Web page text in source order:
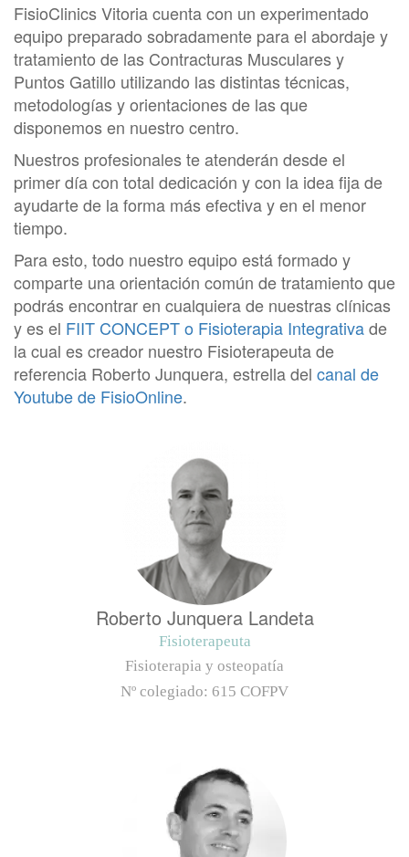
FisioClinics Vitoria cuenta con un experimentado
equipo preparado sobradamente para el abordaje y
tratamiento de las Contracturas Musculares y
Puntos Gatillo utilizando las distintas técnicas,
metodologías y orientaciones de las que
disponemos en nuestro centro.
Nuestros profesionales te atenderán desde el
primer día con total dedicación y con la idea fija de
ayudarte de la forma más efectiva y en el menor
tiempo.
Para esto, todo nuestro equipo está formado y
comparte una orientación común de tratamiento que
podrás encontrar en cualquiera de nuestras clínicas
y es el FIIT CONCEPT o Fisioterapia Integrativade
la cual es creador nuestro Fisioterapeuta de
referencia Roberto Junquera, estrella del canal de
Youtube de FisioOnline.
Roberto Junquera Landeta
Fisioterapeuta
Fisioterapia y osteopatía
Nº colegiado: 615 COFPV